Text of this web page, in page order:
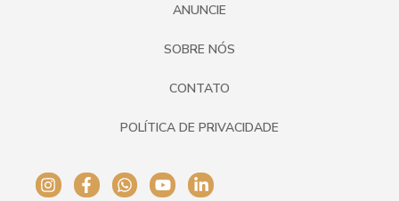
ANUNCIE
SOBRE NÓS
CONTATO
POLÍTICA DE PRIVACIDADE